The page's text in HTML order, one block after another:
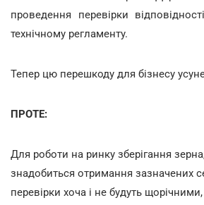
проведення перевірки
технічному регламенту.
Тепер цю перешкоду для бізнесу
ПРОТЕ:
Для роботи на ринку зберігання
знадобиться отримання зазначених
перевірки хоча і не будуть